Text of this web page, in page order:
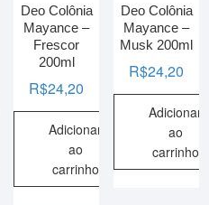
Deo Colônia
Mayance –
Frescor
200ml
R$24,20
Adicionar
ao
carrinho
Deo Colônia
Mayance –
Musk 200ml
R$24,20
Adicionar
ao
carrinho